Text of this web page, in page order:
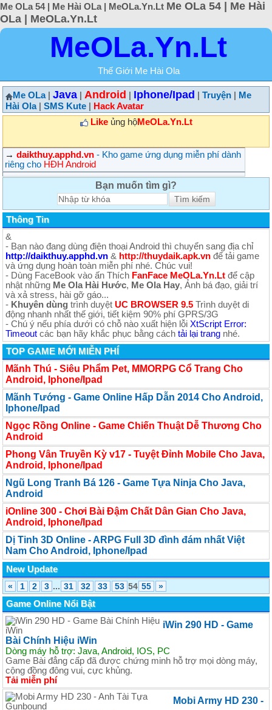
Me OLa 54 | Me Hài OLa | MeOLa.Yn.Lt Me OLa 54 | Me Hài
OLa | MeOLa.Yn.Lt
MeOLa.Yn.Lt
Thế Giới Me Hài Ola
Me OLa| Java Android Iphone/Ipad Truyện
Me
Hài Ola| SMS Kute
Hack Avatar
Likeủng hộMeOLa.Yn.Lt
→ daikthuy.apphd.vn - Kho game ứng dụng miễn phí dành
riêng cho HĐH Android
Bạn muốn tìm gì?
Thông Tin
&
- Bạn nào đang dùng điện thoại Android thì chuyển sang địa chỉ
http://daikthuy.apphd.vn & http://thuydaik.apk.vn để tải game
và ứng dụng hoàn toàn miễn phí nhé. Chúc vui!
- Dùng FaceBook vào ấn Thích FanFace MeOLa.Yn.Lt để cập
nhật những Me Ola Hài Hước, Me Ola Hay, Ảnh bá đạo, giải trí
và xả stress, hài gỡ gáo...
- Khuyên dùng trình duyệt UC BROWSER 9.5 Trình duyệt di
động nhanh nhất thế giới, tiết kiệm 90% phí GPRS/3G
- Chú ý nếu phía dưới có chỗ nào xuất hiện lỗi XtScript Error:
Timeout các bạn hãy khắc phục bằng cách tải lại trang nhé.
TOP GAME MỚI MIỄN PHÍ
Mãnh Thú - Siêu Phẩm Pet, MMORPG Cổ Trang Cho
Android, Iphone/Ipad
Mãnh Tướng - Game Online Hấp Dẫn 2014 Cho Android,
Iphone/Ipad
Ngọc Rồng Online - Game Chiến Thuật Dễ Thương Cho
Android
Phong Vân Truyền Kỳ v17 - Tuyệt Đỉnh Mobile Cho Java,
Android, Iphone/Ipad
Ngũ Long Tranh Bá 126 - Game Tựa Ninja Cho Java,
Android
iOnline 300 - Chơi Bài Đậm Chất Dân Gian Cho Java,
Android, Iphone/Ipad
Dị Tinh 3D Online - ARPG Full 3D đình đám nhất Việt
Nam Cho Android, Iphone/Ipad
New Update
«
1 2 3 ... 31 32 33 53 54 55
»
Game Online Nổi Bật
iWin 290 HD - Game
Bài Chính Hiệu iWin
Dòng máy hỗ trợ: Java, Android, IOS, PC
Game Bài đẳng cấp đã được chứng minh hỗ trợ mọi dòng máy,
cộng đồng đông vui, cực khủng.
Tải miễn phí
Mobi Army HD 230 -